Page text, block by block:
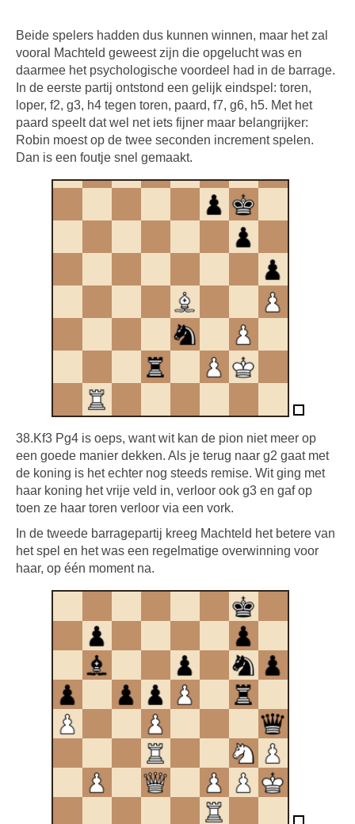
Beide spelers hadden dus kunnen winnen, maar het zal
vooral Machteld geweest zijn die opgelucht was en
daarmee het psychologische voordeel had in de barrage.
In de eerste partij ontstond een gelijk eindspel: toren,
loper, f2, g3, h4 tegen toren, paard, f7, g6, h5. Met het
paard speelt dat wel net iets fijner maar belangrijker:
Robin moest op de twee seconden increment spelen.
Dan is een foutje snel gemaakt.
38.Kf3 Pg4 is oeps, want wit kan de pion niet meer op
een goede manier dekken. Als je terug naar g2 gaat met
de koning is het echter nog steeds remise. Wit ging met
haar koning het vrije veld in, verloor ook g3 en gaf op
toen ze haar toren verloor via een vork.
In de tweede barragepartij kreeg Machteld het betere van
het spel en het was een regelmatige overwinning voor
haar, op één moment na.